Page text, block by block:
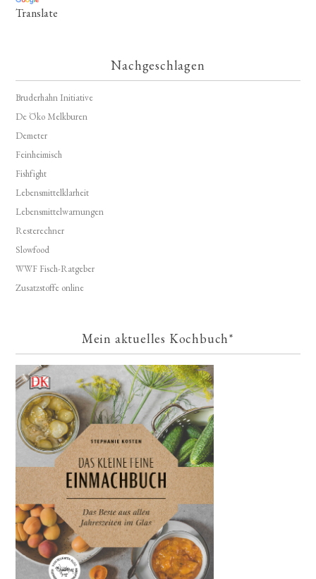
Translate
Nachgeschlagen
Bruderhahn Initiative
De Öko Melkburen
Demeter
Feinheimisch
Fishfight
Lebensmittelklarheit
Lebensmittelwarnungen
Resterechner
Slowfood
WWF Fisch-Ratgeber
Zusatzstoffe online
Mein aktuelles Kochbuch*